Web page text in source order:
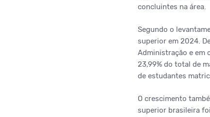
concluintes na área.
Segundo o
superior em 2024.
Administração e em
23,99% do total de
de estudantes
O crescimento
superior brasileira